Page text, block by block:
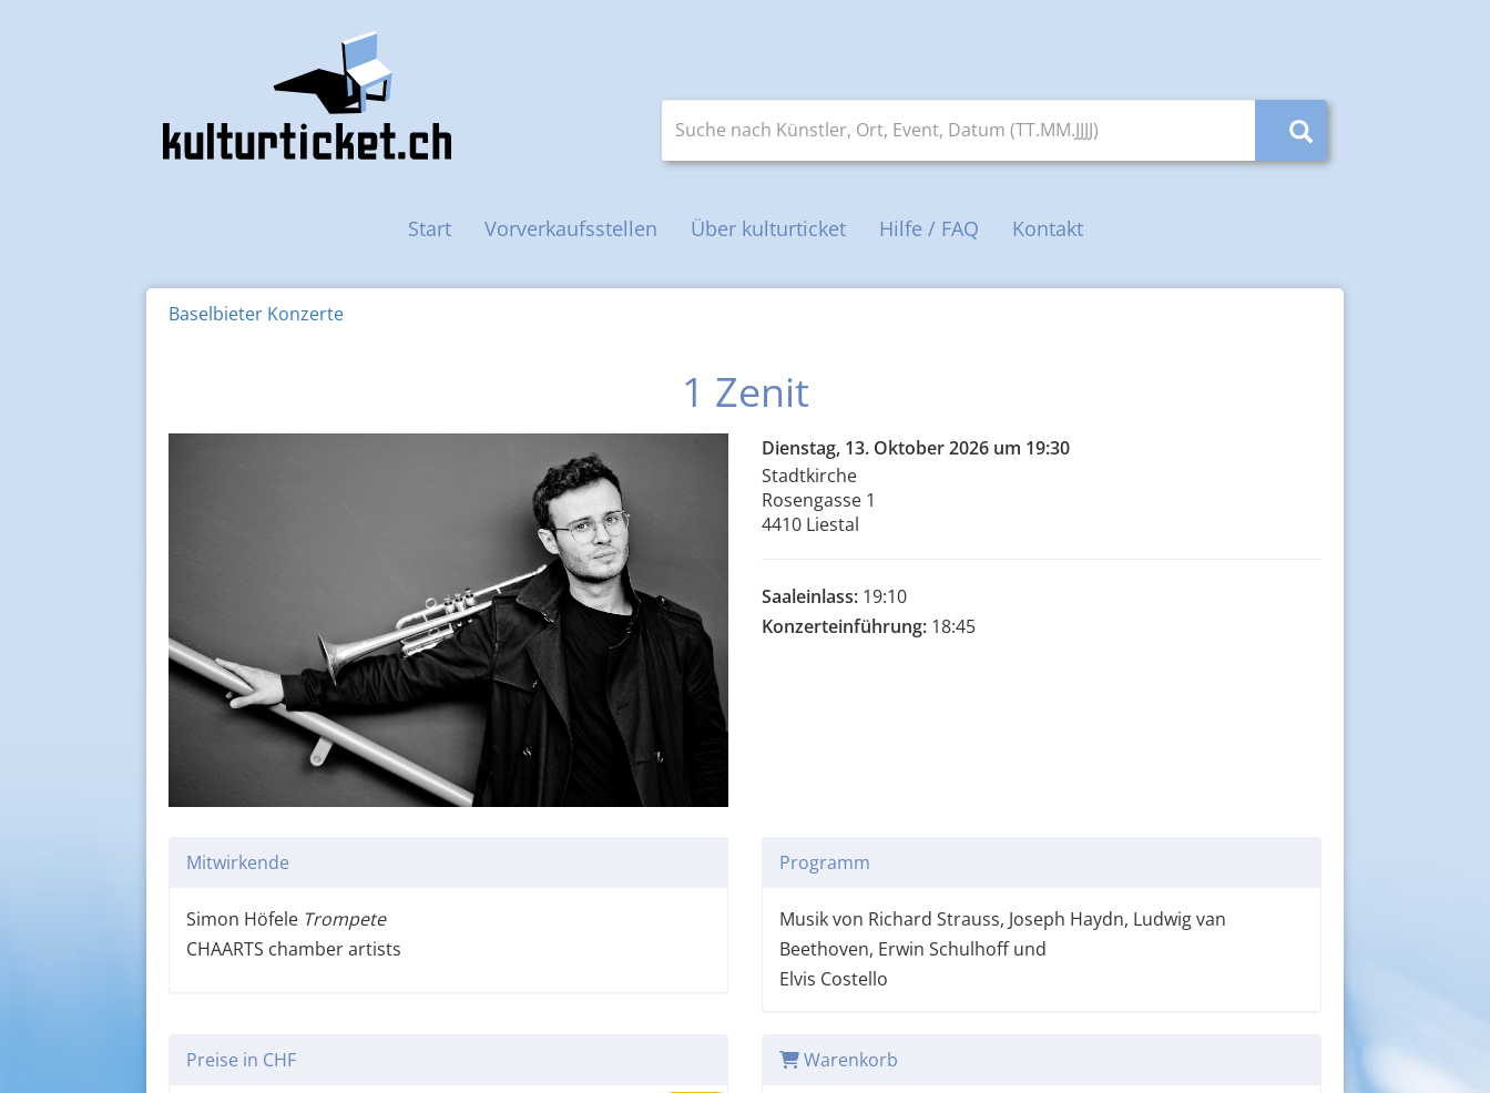
Haupt-Navigation
Start Vorverkaufsstellen Über kulturticket Hilfe / FAQ Kontakt
Baselbieter Konzerte
1 Zenit
Dienstag, 13. Oktober 2026 um 19:30
Stadtkirche
Rosengasse 1
4410 Liestal
Saaleinlass: 19:10
Konzerteinführung: 18:45
Mitwirkende
Simon Höfele Trompete
CHAARTS chamber artists
Programm
Musik von Richard Strauss, Joseph Haydn, Ludwig van
Beethoven, Erwin Schulhoff und
Elvis Costello
Preise in CHF Warenkorb